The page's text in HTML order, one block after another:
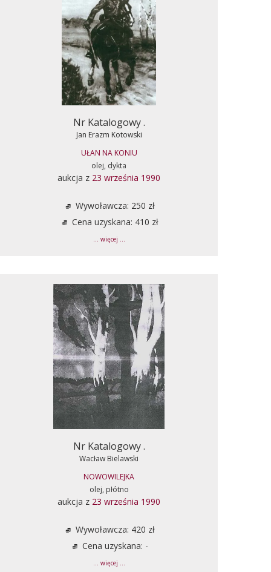
Nr Katalogowy .
Jan Erazm Kotowski
UŁAN NA KONIU
olej, dykta
aukcja z 23 września 1990
Wywoławcza: 250 zł
Cena uzyskana: 410 zł
... więcej ...
Nr Katalogowy .
Wacław Bielawski
NOWOWILEJKA
olej, płótno
aukcja z 23 września 1990
Wywoławcza: 420 zł
Cena uzyskana: -
... więcej ...